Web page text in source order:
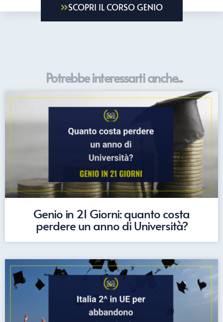
SCOPRI IL CORSO GENIO
Potrebbe interessarti anche...
Genio in 21 Giorni: quanto costa
perdere un anno di Università?